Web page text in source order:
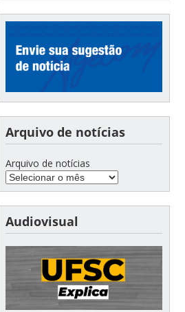
Arquivo de notícias
Arquivo de notícias
Audiovisual